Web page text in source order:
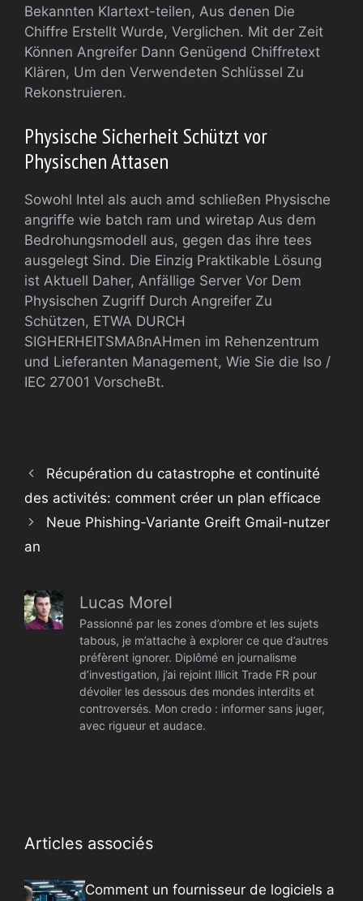
Bekannten Klartext-teilen, Aus denen Die
Chiffre Erstellt Wurde, Verglichen. Mit der Zeit
Können Angreifer Dann Genügend Chiffretext
Klären, Um den Verwendeten Schlüssel Zu
Rekonstruieren.
Physische Sicherheit Schützt vor
Physischen Attasen
Sowohl Intel als auch amd schließen Physische
angriffe wie batch ram und wiretap Aus dem
Bedrohungsmodell aus, gegen das ihre tees
ausgelegt Sind. Die Einzig Praktikable Lösung
ist Aktuell Daher, Anfällige Server Vor Dem
Physischen Zugriff Durch Angreifer Zu
Schützen, ETWA DURCH
SIGHERHEITSMAßnAHmen im Rehenzentrum
und Lieferanten Management, Wie Sie die Iso /
IEC 27001 VorscheBt.
Récupération du catastrophe et continuité
des activités: comment créer un plan efficace
Neue Phishing-Variante Greift Gmail-nutzer
an
Lucas Morel
Passionné par les zones d’ombre et les sujets
tabous, je m’attache à explorer ce que d’autres
préfèrent ignorer. Diplômé en journalisme
d’investigation, j’ai rejoint Illicit Trade FR pour
dévoiler les dessous des mondes interdits et
controversés. Mon credo : informer sans juger,
avec rigueur et audace.
Articles associés
Comment un fournisseur de logiciels a